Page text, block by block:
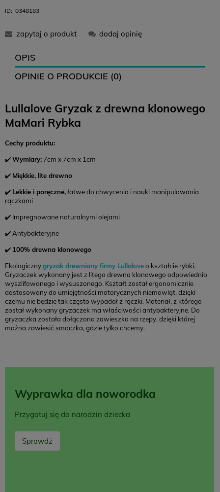
ID: 0348183
zapytaj o produkt dodaj opinię
OPIS
OPINIE O PRODUKCIE (0)
Lullalove Gryzak z drewna klonowego
MaMari Rybka
Cechy produktu:
✔️Wymiary: 7cm x 7cm x 1cm
✔️ Miękkie, lite drewno
✔️ Lekkie i poręczne,łatwe do chwycenia i nauki manipulowania
rączkami
✔️ Impregnowane naturalnymi olejami
✔️ Antybakteryjne
✔️ 100% drewna klonowego
Ekologicznygryzak drewniany firmy Lullaloveo kształcie rybki.
Gryzaczek wykonany jest z litego drewna klonowego odpowiednio
wyszlifowanego i wysuszonego. Kształt został ergonomicznie
dostosowany do umiejętności motorycznych niemowląt, dzięki
czemu nie będzie tak często wypadał z rączki. Materiał, z którego
został wykonany gryzaczek ma właściwości antybakteryjne. Do
gryzaczka została dołączona zawieszka na rzepy, dzięki której
można zawiesić smoczka, gdzie tylko chcemy.
Wyprawka dla noworodka
Przygotuj się do narodzin dziecka
Sprawdź